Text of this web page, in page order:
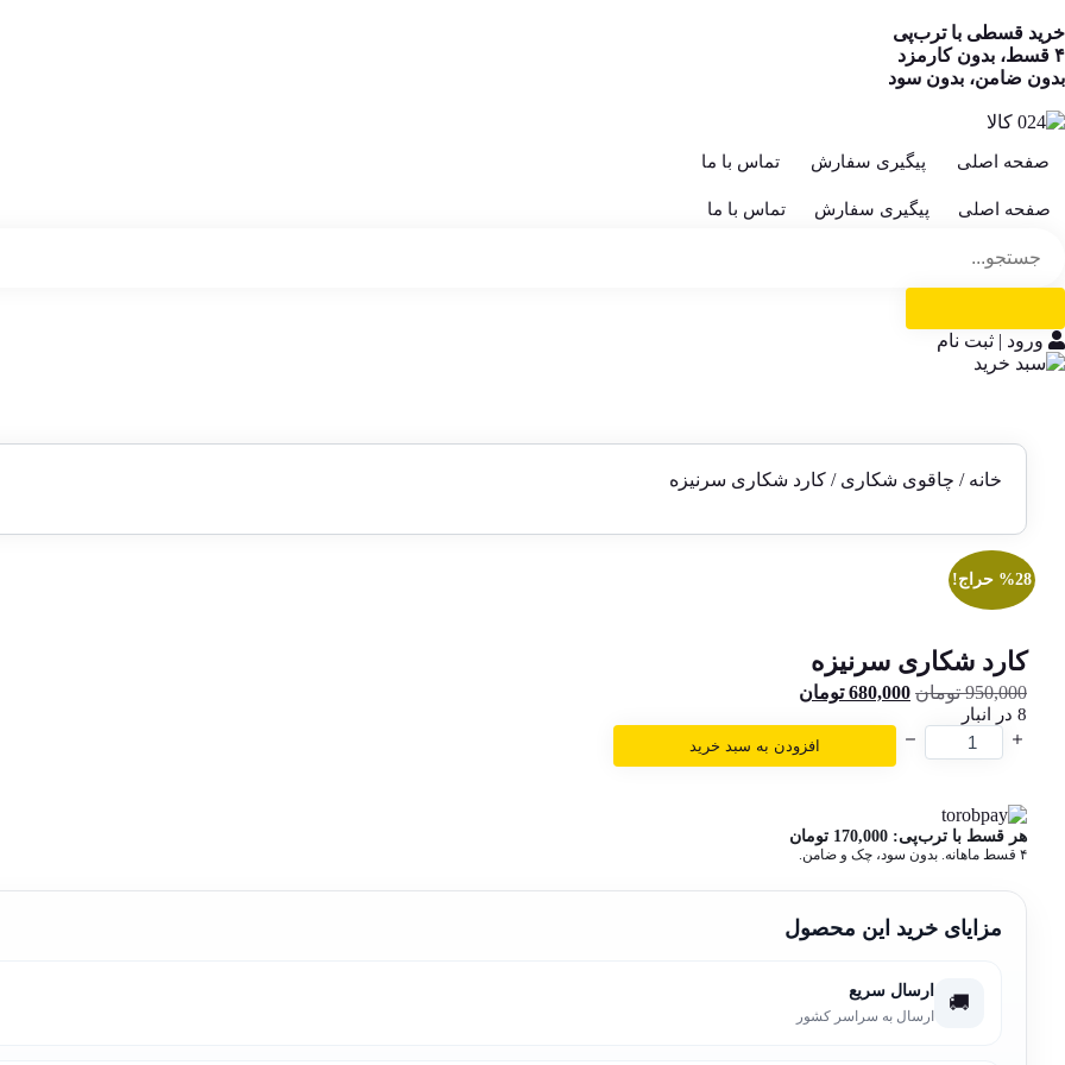
خرید قسطی با ترب‌پی
۴ قسط، بدون کارمزد
بدون ضامن، بدون سود
صفحه اصلی پیگیری سفارش تماس با ما
صفحه اصلی پیگیری سفارش تماس با ما
ورود | ثبت نام
خانه / چاقوی شکاری / کارد شکاری سرنیزه
%28 حراج!
کارد شکاری سرنیزه
950,000 تومان قیمت
950,000 تومان
بود.
680,000 تومان
8 در انبار
کارد
شکاری
عدد
افزودن به سبد خرید
هر قسط با ترب‌پی: 170,000 تومان
۴ قسط ماهانه. بدون سود، چک و ضامن.
مزایای خرید این محصول
🚚 ارسال سریع
ارسال به سراسر کشور